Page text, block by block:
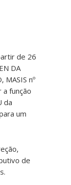
de 26
DA
MASIS nº
a função
da
um
de